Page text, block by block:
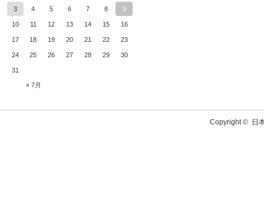
« 7月
3 4 5 6 7 8 9
10 11 12 13 14 15 16
17 18 19 20 21 22 23
24 25 26 27 28 29 30
31
Copyright © 日